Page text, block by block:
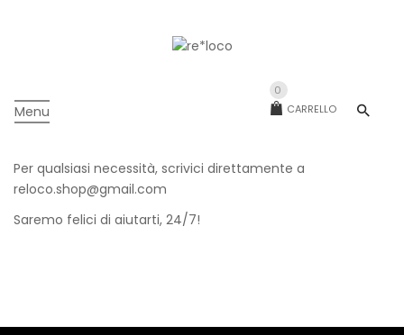
Menu CARRELLO
0
Per qualsiasi necessità, scrivici direttamente a
reloco.shop@gmail.com
Saremo felici di aiutarti, 24/7!